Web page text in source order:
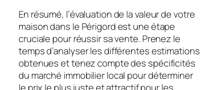
En résumé, l’évaluation de la valeur de votre
maison dans le Périgord est une étape
cruciale pour réussir sa vente. Prenez le
temps d’analyser les différentes estimations
obtenues et tenez compte des spécificités
du marché immobilier local pour déterminer
le prix le plus juste et attractif pour les